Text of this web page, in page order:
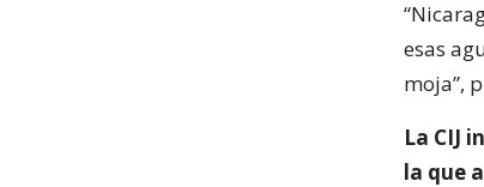
esas
moja”,
La CIJ
la que